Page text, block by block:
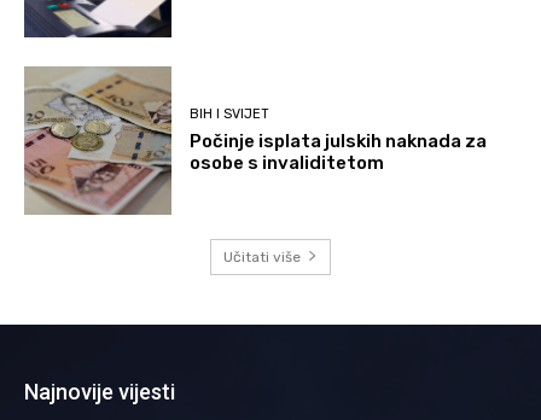
BIH I SVIJET
Počinje isplata julskih naknada za
osobe s invaliditetom
Učitati više
Najnovije vijesti